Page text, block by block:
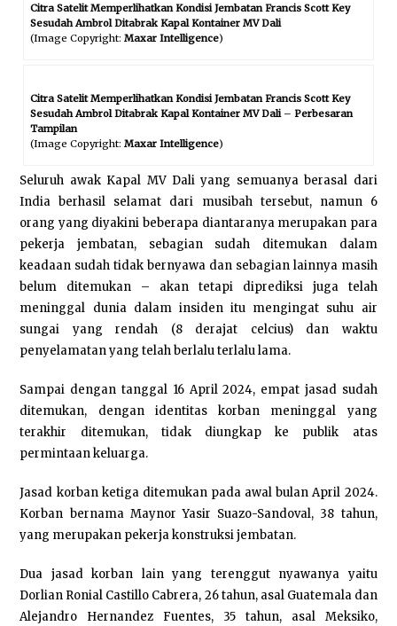
Citra Satelit Memperlihatkan Kondisi Jembatan Francis Scott Key
Sesudah Ambrol Ditabrak Kapal Kontainer MV Dali
(Image Copyright:Maxar Intelligence)
Citra Satelit Memperlihatkan Kondisi Jembatan Francis Scott Key
Sesudah Ambrol Ditabrak Kapal Kontainer MV Dali – Perbesaran
Tampilan
(Image Copyright:Maxar Intelligence)
Seluruh awak Kapal MV Dali yang semuanya berasal dari
India berhasil selamat dari musibah tersebut, namun 6
orang yang diyakini beberapa diantaranya merupakan para
pekerja jembatan, sebagian sudah ditemukan dalam
keadaan sudah tidak bernyawa dan sebagian lainnya masih
belum ditemukan – akan tetapi diprediksi juga telah
meninggal dunia dalam insiden itu mengingat suhu air
sungai yang rendah (8 derajat celcius) dan waktu
penyelamatan yang telah berlalu terlalu lama.
Sampai dengan tanggal 16 April 2024, empat jasad sudah
ditemukan, dengan identitas korban meninggal yang
terakhir ditemukan, tidak diungkap ke publik atas
permintaan keluarga.
Jasad korban ketiga ditemukan pada awal bulan April 2024.
Korban bernama Maynor Yasir Suazo-Sandoval, 38 tahun,
yang merupakan pekerja konstruksi jembatan.
Dua jasad korban lain yang terenggut nyawanya yaitu
Dorlian Ronial Castillo Cabrera, 26 tahun, asal Guatemala dan
Alejandro Hernandez Fuentes, 35 tahun, asal Meksiko,